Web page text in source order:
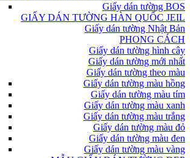
Giấy dán tường BOS
GIẤY DÁN TƯỜNG HÀN QUỐC JEIL
Giấy dán tường Nhật Bản
PHONG CÁCH
Giấy dán tường hình cây
Giấy dán tường mới nhất
Giấy dán tường theo màu
Giấy dán tường màu hồng
Giấy dán tường màu tím
Giấy dán tường màu xanh
Giấy dán tường màu trắng
Giấy dán tường màu đỏ
Giấy dán tường màu đen
Giấy dán tường màu vàng